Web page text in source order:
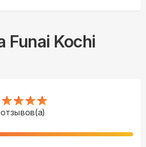
Funai Kochi
отзывов(а)